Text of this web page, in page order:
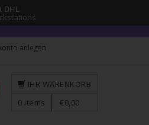
anlegen
IHR WARENKORB
0 items €0,00